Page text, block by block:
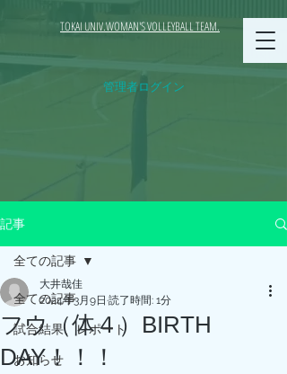
TOKAI UNIV.WOMAN'S VOLLEYBALL TEAM.
管理者ログイン
記事
全ての記事
試合結果、レポート
お知らせ
全ての記事
フウ（体４）BIRTH
DAY！！！
大井哉佳
2024年3月9日 読了時間: 1分